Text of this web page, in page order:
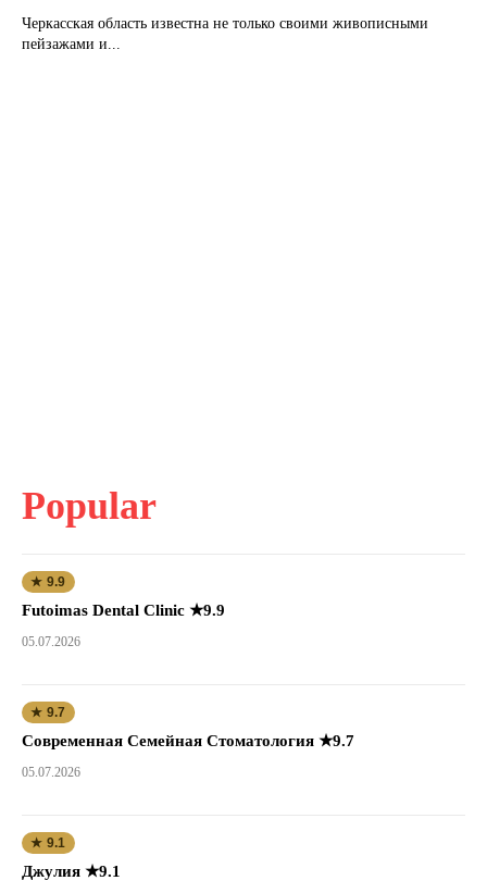
Черкасская область известна не только своими живописными
пейзажами и...
Popular
★ 9.9
Futoimas Dental Clinic ★9.9
05.07.2026
★ 9.7
Современная Семейная Стоматология ★9.7
05.07.2026
★ 9.1
Джулия ★9.1